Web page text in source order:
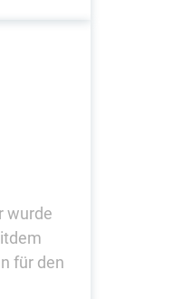
wurde
für den